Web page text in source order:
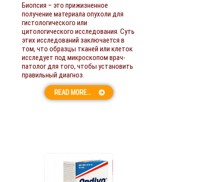
Биопсия – это прижизненное
получение материала опухоли для
гистологического или
цитологического исследования. Суть
этих исследований заключается в
том, что образцы тканей или клеток
исследует под микроскопом врач-
патолог для того, чтобы установить
правильный диагноз.
READ MORE...